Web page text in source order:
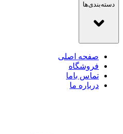
دسته‌بندی‌ها
صفحه اصلی
فروشگاه
تماس باما
درباره ما